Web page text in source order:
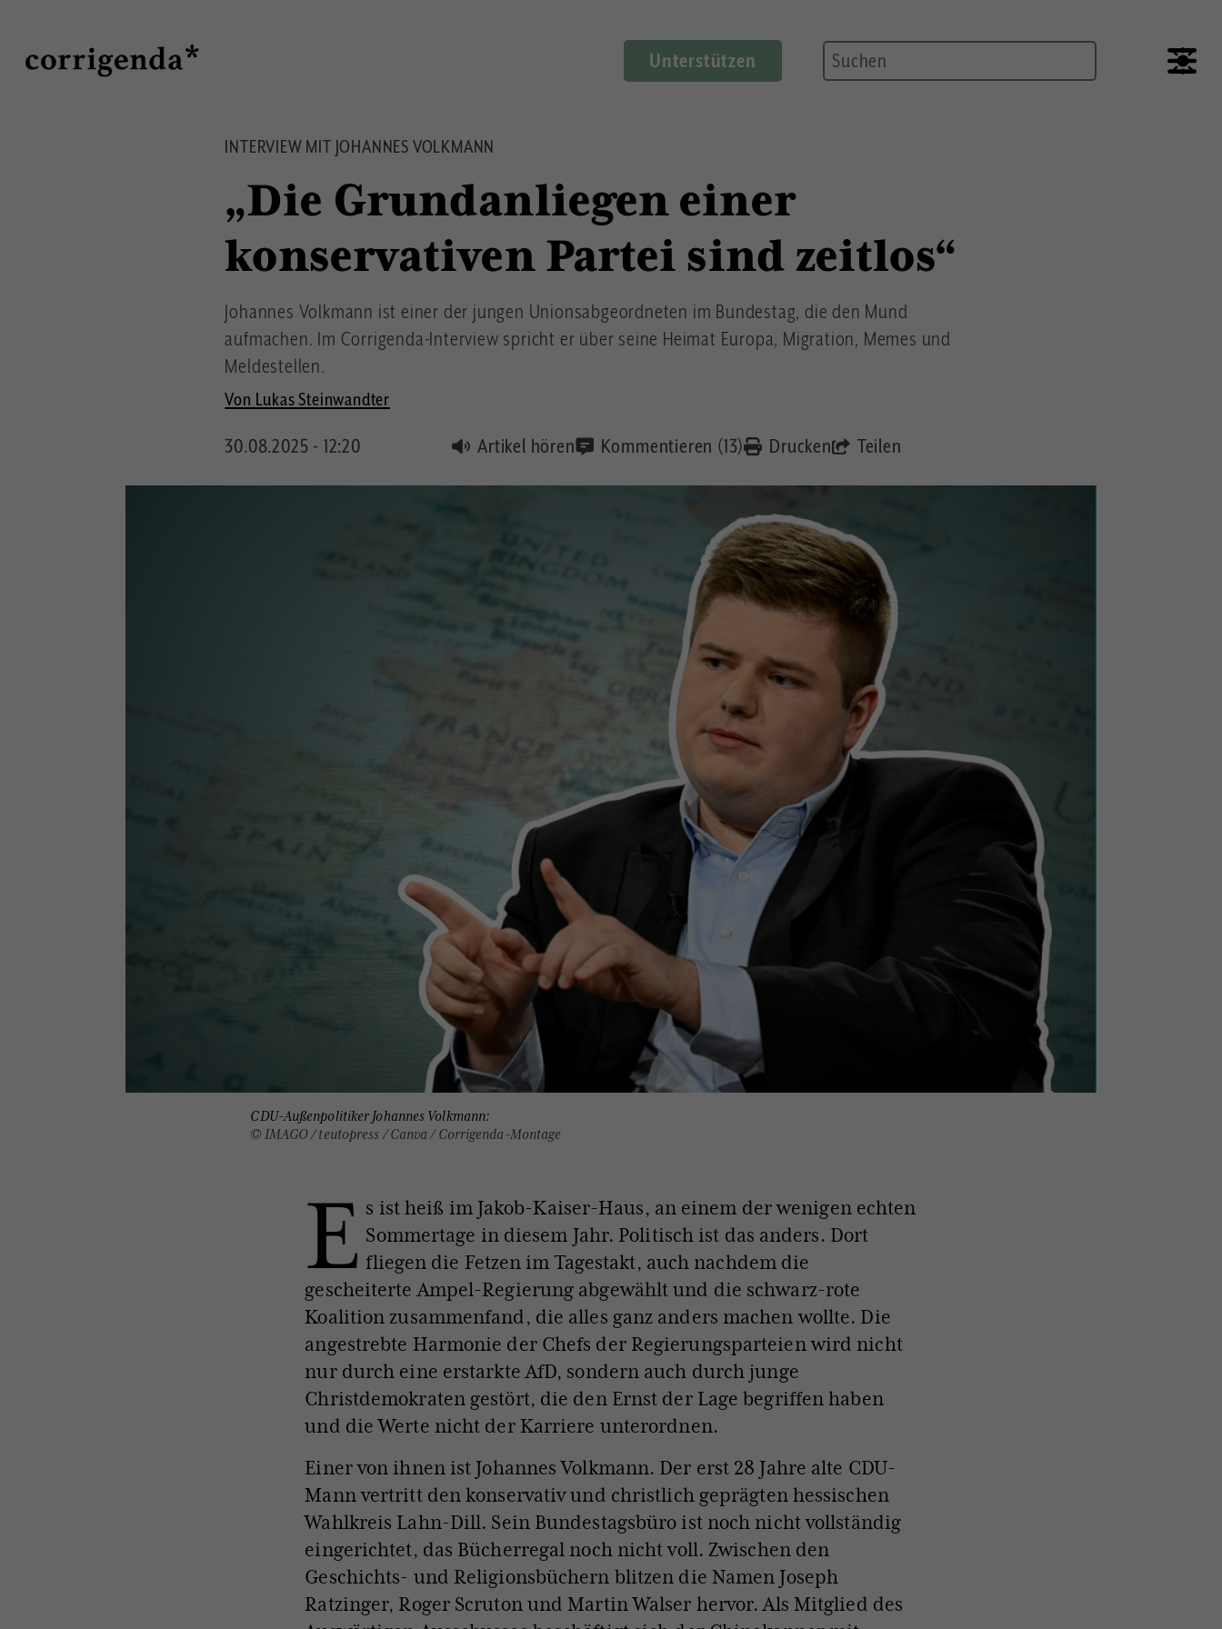
Inhalt
Suche
Unterstützen
INTERVIEW MIT JOHANNES VOLKMANN
„Die Grundanliegen einer
konservativen Partei sind zeitlos“
Johannes Volkmann ist einer der jungen Unionsabgeordneten im Bundestag, die den Mund
aufmachen. Im Corrigenda-Interview spricht er über seine Heimat Europa, Migration, Memes und
Meldestellen.
Von Lukas Steinwandter
30.08.2025 - 12:20 Artikel hören Kommentieren (13) Drucken Teilen
CDU-Außenpolitiker Johannes Volkmann:
© IMAGO / teutopress / Canva / Corrigenda-Montage
E s ist heiß im Jakob-Kaiser-Haus, an einem der wenigen echten
Sommertage in diesem Jahr. Politisch ist das anders. Dort
fliegen die Fetzen im Tagestakt, auch nachdem die
gescheiterte Ampel-Regierung abgewählt und die schwarz-rote
Koalition zusammenfand, die alles ganz anders machen wollte. Die
angestrebte Harmonie der Chefs der Regierungsparteien wird nicht
nur durch eine erstarkte AfD, sondern auch durch junge
Christdemokraten gestört, die den Ernst der Lage begriffen haben
und die Werte nicht der Karriere unterordnen.
Einer von ihnen ist Johannes Volkmann. Der erst 28 Jahre alte CDU-
Mann vertritt den konservativ und christlich geprägten hessischen
Wahlkreis Lahn-Dill. Sein Bundestagsbüro ist noch nicht vollständig
eingerichtet, das Bücherregal noch nicht voll. Zwischen den
Geschichts- und Religionsbüchern blitzen die Namen Joseph
Ratzinger, Roger Scruton und Martin Walser hervor. Als Mitglied des